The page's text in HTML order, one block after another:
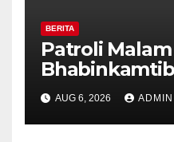
BERITA
Patroli Malam
Pilar
Perkuat
Diajak
AUG 6, 2026 ADMIN